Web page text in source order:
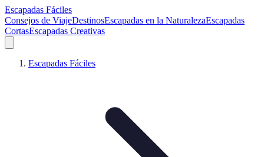
Escapadas Fáciles
Consejos de ViajeDestinosEscapadas en la NaturalezaEscapadas
CortasEscapadas Creativas
Escapadas Fáciles